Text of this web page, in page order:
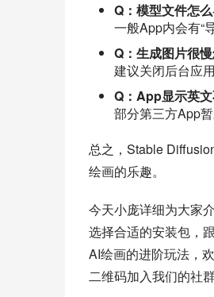
Q：模型文件怎
一般App内会有“
Q：生成图片很
建议关闭后台应
Q：App显示英
部分第三方App
总之，Stable
绘画的乐趣。
今天小庞详细为大家
选择合适的安装包，
AI绘画的进阶玩法，
二维码加入我们的社